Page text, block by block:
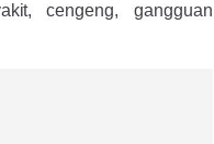
cengeng, gangguan